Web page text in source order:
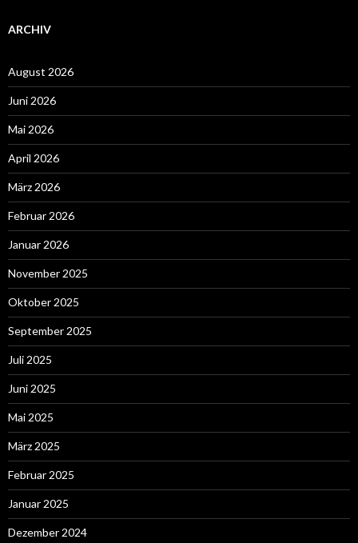
ARCHIV
August 2026
Juni 2026
Mai 2026
April 2026
März 2026
Februar 2026
Januar 2026
November 2025
Oktober 2025
September 2025
Juli 2025
Juni 2025
Mai 2025
März 2025
Februar 2025
Januar 2025
Dezember 2024